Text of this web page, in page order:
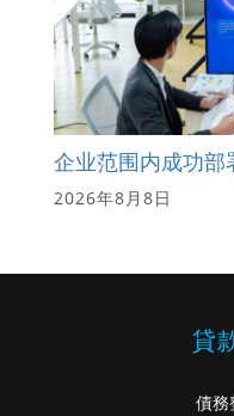
企业范围内成功
2026年8月8日
貸
債務